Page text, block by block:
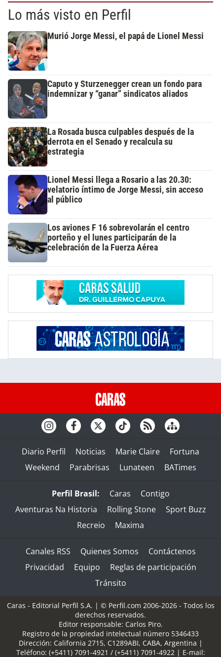
Lo más visto en Perfil
Murió Jorge Messi, el papá de Lionel Messi
Caputo y Sturzenegger crean un fondo para
indemnizar y “ganar” sindicatos aliados
La Rosada busca culpables después de la
derrota en el Senado y recalcula su
estrategia
Lionel Messi llega a Rosario a las 20.30:
velatorio íntimo de Jorge Messi, sin acceso
al público
Los aviones F 16 sobrevolarán el centro
porteño y el lunes participarán de la
celebración de la Fuerza Aérea
Diario Perfil Noticias Marie Claire
Fortuna
Weekend
Parabrisas Lunateen BATimes
Perfil Brasil: Caras
Contigo
Aventuras Na Historia
Rolling Stone
Sport Buzz
Recreio
Maxima
Canales RSS Quienes Somos
Contáctenos
Privacidad
Equipo
Reglas de participación
Tránsito
Caras - Editorial Perfil S.A. | © Perfil.com 2006-2026 - Todos los
derechos reservados.
Editor responsable: Carlos Piro.
Registro de la propiedad intelectual número 5346433
Dirección: California 2715, C1289ABI, CABA, Argentina |
Teléfono: (+5411) 7091-4921 / (+5411) 7091-4922| E-mail: